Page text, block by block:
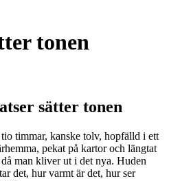
tonen
sätter tonen
timmar, kanske tolv, hopfälld i ett
pekat på kartor och längtat
man kliver ut i det nya. Huden
det, hur varmt är det, hur ser